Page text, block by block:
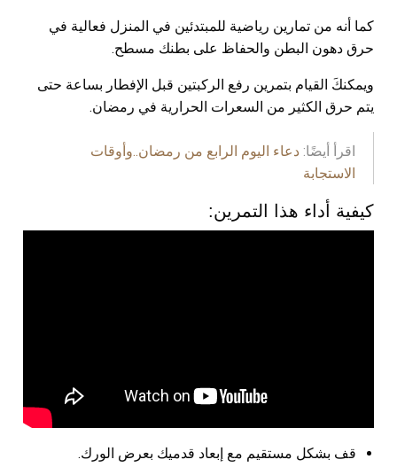
كما أنه من تمارين رياضية للمبتدئين في المنزل فعالية في
حرق دهون البطن والحفاظ على بطنك مسطح.
ويمكنكَ القيام بتمرين رفع الركبتين قبل الإفطار بساعة حتى
يتم حرق الكثير من السعرات الحرارية في رمضان.
اقرأ أيضًا: دعاء اليوم الرابع من رمضان..وأوقات
الاستجابة
كيفية أداء هذا التمرين:
قف بشكل مستقيم مع إبعاد قدميك بعرض الورك.